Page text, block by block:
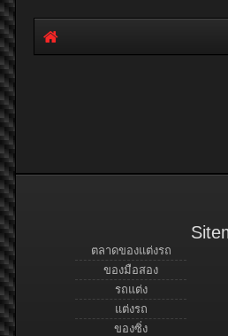
ตลาดของแต่งรถ
ของมือสอง
รถแต่ง
แต่งรถ
ของซิ่ง